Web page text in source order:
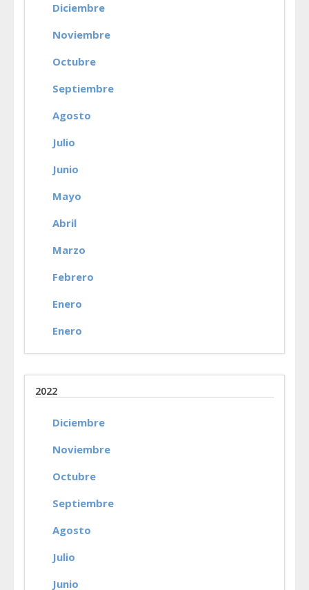
Diciembre
Noviembre
Octubre
Septiembre
Agosto
Julio
Junio
Mayo
Abril
Marzo
Febrero
Enero
Enero
2022
Diciembre
Noviembre
Octubre
Septiembre
Agosto
Julio
Junio